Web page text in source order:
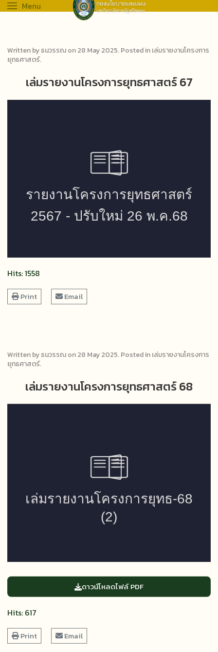
Menu
Written by ธนวรรณ on28 May 2025. Posted inเล่มรายงานโครงการ
ยุทธศาสตร์.
เล่มรายงานโครงการยุทธศาสตร์ 67
Hits: 1558
Print Email
Written by ธนวรรณ on28 May 2025. Posted inเล่มรายงานโครงการ
ยุทธศาสตร์.
เล่มรายงานโครงการยุทธศาสตร์ 68
ดาวน์โหลดไฟล์ PDF
Hits: 617
Print Email